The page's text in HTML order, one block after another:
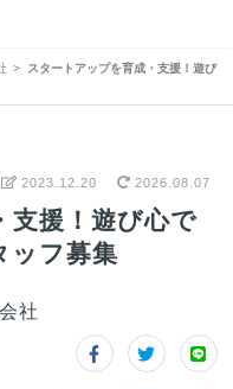
スタートアップを育成・支援！遊び
2023.12.20 2026.08.07
支援！遊び心で
ッフ募集
社